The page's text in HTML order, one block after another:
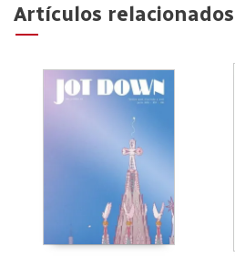
Artículos relacionados